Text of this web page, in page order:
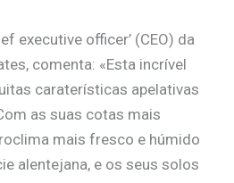
executive officer’ (CEO) da
comenta: «Esta incrível
caraterísticas apelativas
as suas cotas mais
mais fresco e húmido
alentejana, e os seus solos